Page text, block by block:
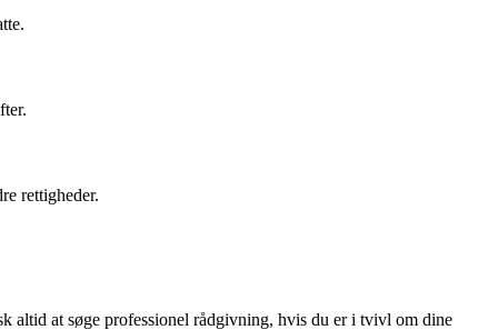
rettigheder.
altid at søge professionel rådgivning, hvis du er i tvivl om dine